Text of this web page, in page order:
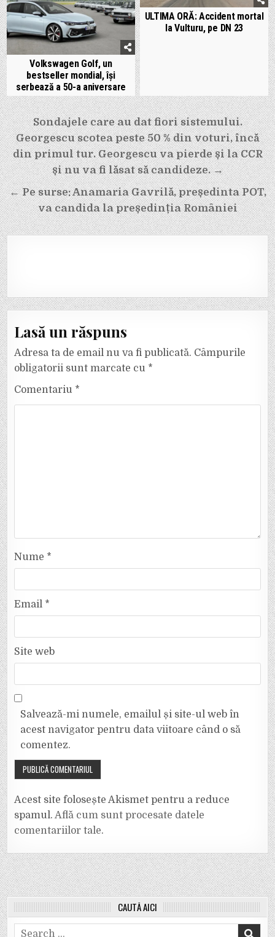
Volkswagen Golf, un
bestseller mondial, își
serbează a 50-a aniversare
ULTIMA ORĂ: Accident mortal
la Vulturu, pe DN 23
Navigare
în
articole
Sondajele care au dat fiori sistemului.
Georgescu scotea peste 50 % din voturi, încă
din primul tur. Georgescu va pierde și la CCR
și nu va fi lăsat să candideze. →
← Pe surse: Anamaria Gavrilă, președinta POT,
va candida la președinția României
Lasă un răspuns
Adresa ta de email nu va fi publicată. Câmpurile
obligatorii sunt marcate cu *
Comentariu *
Nume *
Email *
Site web
Salvează-mi numele, emailul și site-ul web în
acest navigator pentru data viitoare când o să
comentez.
Acest site folosește Akismet pentru a reduce
spamul.Află cum sunt procesate datele
comentariilor tale.
CAUTĂ AICI
Search